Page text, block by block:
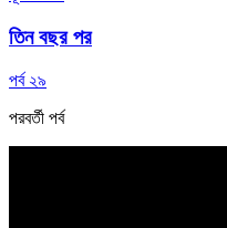
তিন বছর পর
পর্ব ২৯
পরবর্তী পর্ব